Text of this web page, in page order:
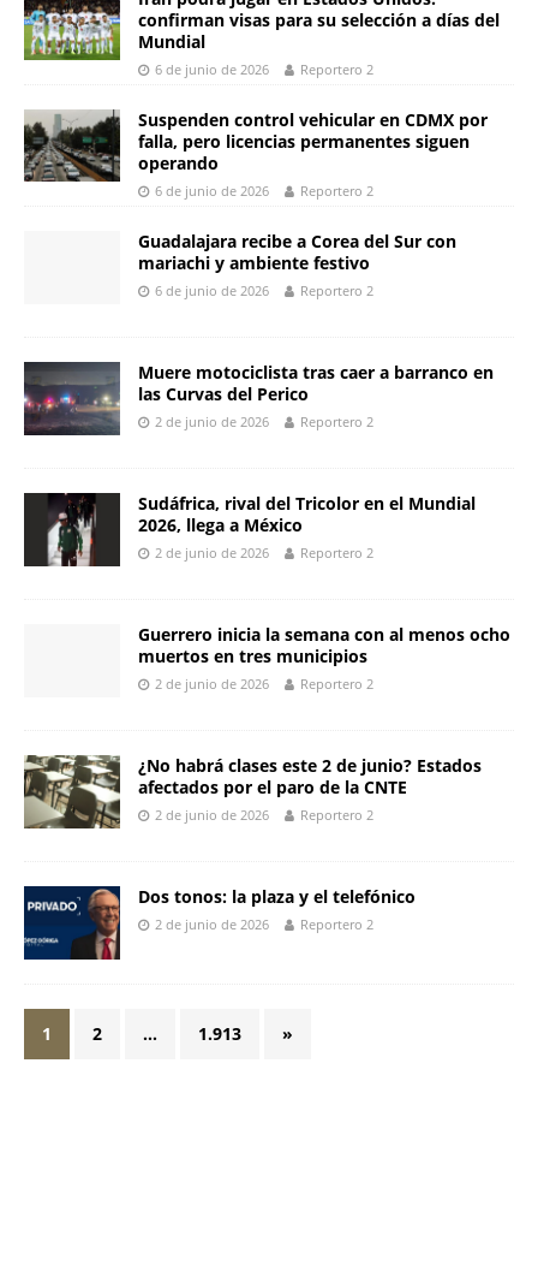
k
confirman visas para su selección a días del
Mundial
6 de junio de 2026 Reportero 2
Suspenden control vehicular en CDMX por
falla, pero licencias permanentes siguen
operando
6 de junio de 2026 Reportero 2
Guadalajara recibe a Corea del Sur con
mariachi y ambiente festivo
6 de junio de 2026 Reportero 2
Muere motociclista tras caer a barranco en
las Curvas del Perico
2 de junio de 2026 Reportero 2
Sudáfrica, rival del Tricolor en el Mundial
2026, llega a México
2 de junio de 2026 Reportero 2
Guerrero inicia la semana con al menos ocho
muertos en tres municipios
2 de junio de 2026 Reportero 2
¿No habrá clases este 2 de junio? Estados
afectados por el paro de la CNTE
2 de junio de 2026 Reportero 2
Dos tonos: la plaza y el telefónico
2 de junio de 2026 Reportero 2
1 2 … 1.913 »